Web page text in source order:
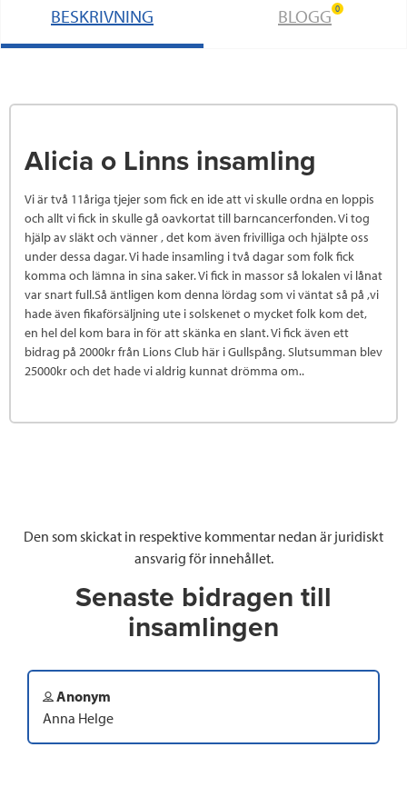
BESKRIVNING BLOGG 0
Alicia o Linns insamling
Vi är två 11åriga tjejer som fick en ide att vi skulle ordna en loppis
och allt vi fick in skulle gå oavkortat till barncancerfonden. Vi tog
hjälp av släkt och vänner , det kom även frivilliga och hjälpte oss
under dessa dagar. Vi hade insamling i två dagar som folk fick
komma och lämna in sina saker. Vi fick in massor så lokalen vi lånat
var snart full.Så äntligen kom denna lördag som vi väntat så på ,vi
hade även fikaförsäljning ute i solskenet o mycket folk kom det,
en hel del kom bara in för att skänka en slant. Vi fick även ett
bidrag på 2000kr från Lions Club här i Gullspång. Slutsumman blev
25000kr och det hade vi aldrig kunnat drömma om..
Den som skickat in respektive kommentar nedan är juridiskt
ansvarig för innehållet.
Senaste bidragen till
insamlingen
Anonym
Anna Helge